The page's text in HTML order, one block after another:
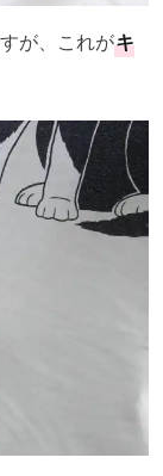
が、これがキ